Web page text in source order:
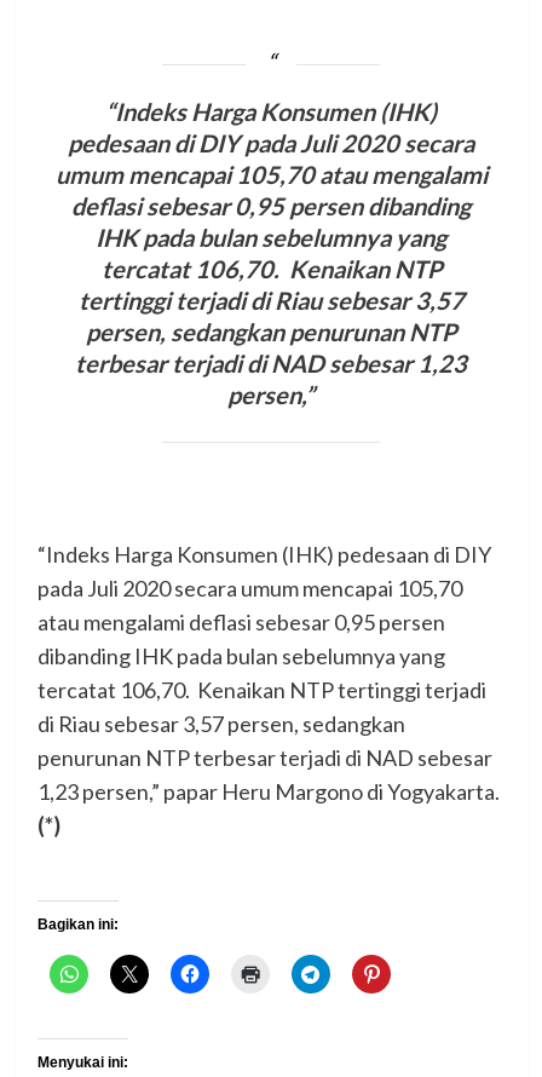
“Indeks Harga Konsumen (IHK)
pedesaan di DIY pada Juli 2020 secara
umum mencapai 105,70 atau mengalami
deflasi sebesar 0,95 persen dibanding
IHK pada bulan sebelumnya yang
tercatat 106,70. Kenaikan NTP
tertinggi terjadi di Riau sebesar 3,57
persen, sedangkan penurunan NTP
terbesar terjadi di NAD sebesar 1,23
persen,”
“Indeks Harga Konsumen (IHK) pedesaan di DIY
pada Juli 2020 secara umum mencapai 105,70
atau mengalami deflasi sebesar 0,95 persen
dibanding IHK pada bulan sebelumnya yang
tercatat 106,70. Kenaikan NTP tertinggi terjadi
di Riau sebesar 3,57 persen, sedangkan
penurunan NTP terbesar terjadi di NAD sebesar
1,23 persen,” papar Heru Margono di Yogyakarta.
(*)
Bagikan ini:
Menyukai ini: